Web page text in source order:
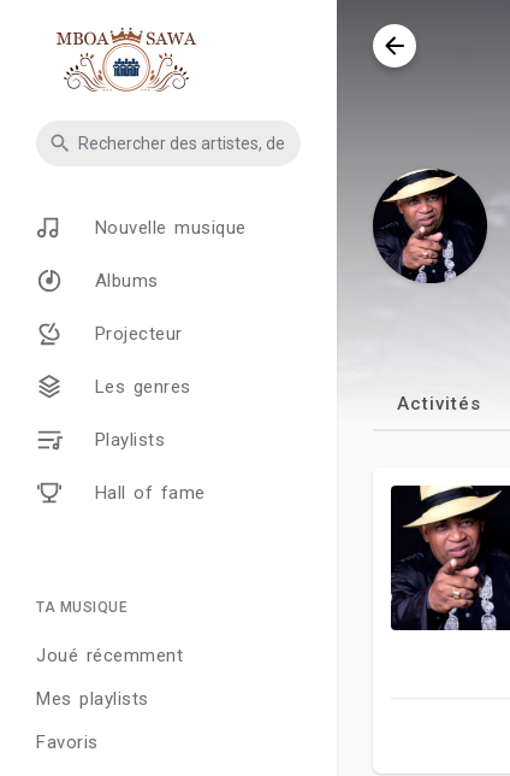
Nouvelle musique
Albums
Projecteur
Les genres
Playlists
Hall of fame
TA MUSIQUE
Joué récemment
Mes playlists
Favoris
Activités